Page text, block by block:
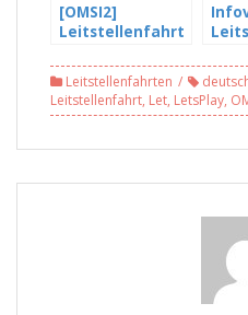
[OMSI2]
Leitstellenfahrt
#05 – Wir rücken
ein, ich fliege
ein… ;-)
Pre-
Leitstellenfahrten
Leitstellenfahrt, Let, LetsPlay,